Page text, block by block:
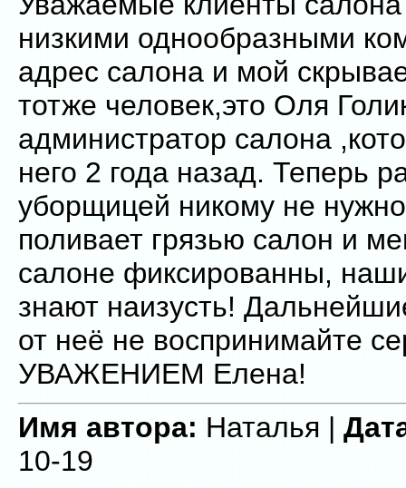
низкими однообразными
адрес салона и мой
тотже человек,это Оля
администратор салона
него 2 года назад. Теперь
уборщицей никому не
поливает грязью салон и
салоне фиксированны,
знают наизусть!
от неё не воспринимайте
УВАЖЕНИЕМ Елена!
Имя автора:Наталья |
10-19